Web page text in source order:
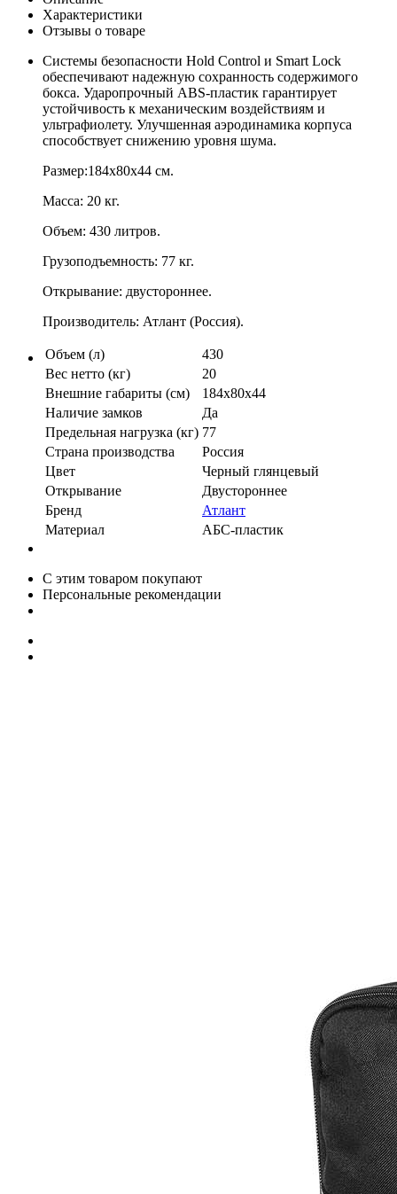
Характеристики
Отзывы о товаре
Системы безопасности Hold Control и Smart Lock
обеспечивают надежную сохранность содержимого
бокса. Ударопрочный ABS-пластик гарантирует
устойчивость к механическим воздействиям и
ультрафиолету. Улучшенная аэродинамика корпуса
способствует снижению уровня шума.
Размер:184х80х44 см.
Масса: 20 кг.
Объем: 430 литров.
Грузоподъемность: 77 кг.
Открывание: двустороннее.
Производитель: Атлант (Россия).
Объем (л)
430
Вес нетто (кг)
20
Внешние габариты (см)
184х80х44
Наличие замков
Да
Предельная нагрузка (кг) 77
Страна производства
Россия
Цвет
Черный глянцевый
Открывание
Двустороннее
Бренд
Атлант
Материал
АБС-пластик
С этим товаром покупают
Персональные рекомендации